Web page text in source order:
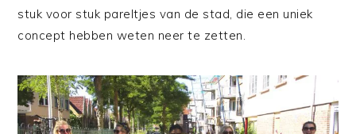
stuk voor stuk pareltjes van de stad, die een uniek
concept hebben weten neer te zetten.